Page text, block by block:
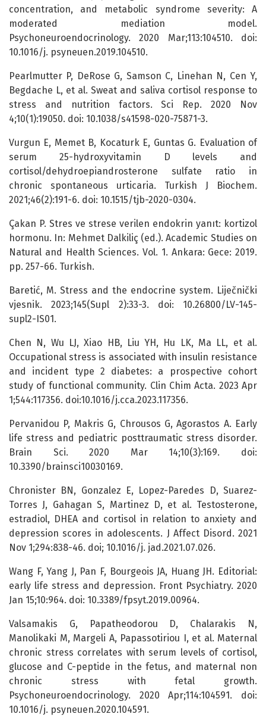
concentration, and metabolic syndrome severity: A
moderated mediation model.
Psychoneuroendocrinology. 2020 Mar;113:104510. doi:
10.1016/j. psyneuen.2019.104510.
Pearlmutter P, DeRose G, Samson C, Linehan N, Cen Y,
Begdache L, et al. Sweat and saliva cortisol response to
stress and nutrition factors. Sci Rep. 2020 Nov
4;10(1):19050. doi: 10.1038/s41598-020-75871-3.
Vurgun E, Memet B, Kocaturk E, Guntas G. Evaluation of
serum 25-hydroxyvitamin D levels and
cortisol/dehydroepiandrosterone sulfate ratio in
chronic spontaneous urticaria. Turkish J Biochem.
2021;46(2):191-6. doi: 10.1515/tjb-2020-0304.
Çakan P. Stres ve strese verilen endokrin yanıt: kortizol
hormonu. In: Mehmet Dalkiliç (ed.). Academic Studies on
Natural and Health Sciences. Vol. 1. Ankara: Gece: 2019.
pp. 257-66. Turkish.
Baretić, M. Stress and the endocrine system. Liječnički
vjesnik. 2023;145(Supl 2):33-3. doi: 10.26800/LV-145-
supl2-IS01.
Chen N, Wu LJ, Xiao HB, Liu YH, Hu LK, Ma LL, et al.
Occupational stress is associated with insulin resistance
and incident type 2 diabetes: a prospective cohort
study of functional community. Clin Chim Acta. 2023 Apr
1;544:117356. doi:10.1016/j.cca.2023.117356.
Pervanidou P, Makris G, Chrousos G, Agorastos A. Early
life stress and pediatric posttraumatic stress disorder.
Brain Sci. 2020 Mar 14;10(3):169. doi:
10.3390/brainsci10030169.
Chronister BN, Gonzalez E, Lopez-Paredes D, Suarez-
Torres J, Gahagan S, Martinez D, et al. Testosterone,
estradiol, DHEA and cortisol in relation to anxiety and
depression scores in adolescents. J Affect Disord. 2021
Nov 1;294:838-46. doi; 10.1016/j. jad.2021.07.026.
Wang F, Yang J, Pan F, Bourgeois JA, Huang JH. Editorial:
early life stress and depression. Front Psychiatry. 2020
Jan 15;10:964. doi: 10.3389/fpsyt.2019.00964.
Valsamakis G, Papatheodorou D, Chalarakis N,
Manolikaki M, Margeli A, Papassotiriou I, et al. Maternal
chronic stress correlates with serum levels of cortisol,
glucose and C-peptide in the fetus, and maternal non
chronic stress with fetal growth.
Psychoneuroendocrinology. 2020 Apr;114:104591. doi:
10.1016/j. psyneuen.2020.104591.